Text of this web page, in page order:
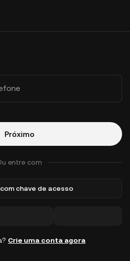
Próximo
entre com
chave de acesso
Crie uma conta agora